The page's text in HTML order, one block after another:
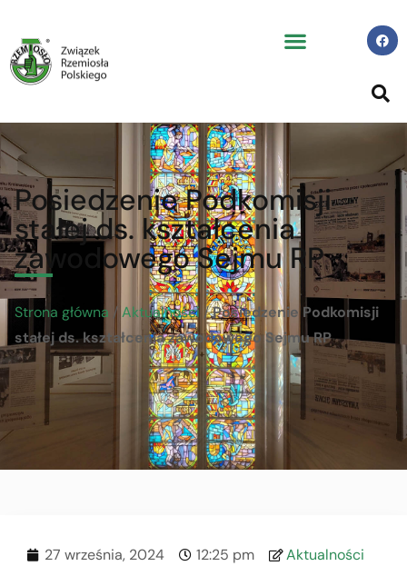
Posiedzenie Podkomisji
stałej ds. kształcenia
zawodowego Sejmu RP
Strona główna / Aktualności /Posiedzenie Podkomisji
stałej ds. kształcenia zawodowego Sejmu RP
27 września, 2024 12:25 pm Aktualności